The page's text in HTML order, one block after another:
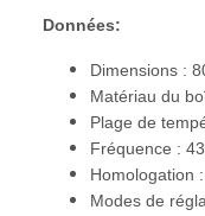
Données:
Dimensions :
Matériau du
Plage de
Fréquence :
Homologation
Modes de